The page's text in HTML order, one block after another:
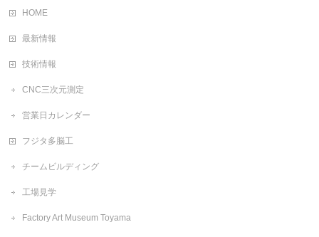
HOME
最新情報
技術情報
CNC三次元測定
営業日カレンダー
フジタ多脳工
チームビルディング
工場見学
Factory Art Museum Toyama